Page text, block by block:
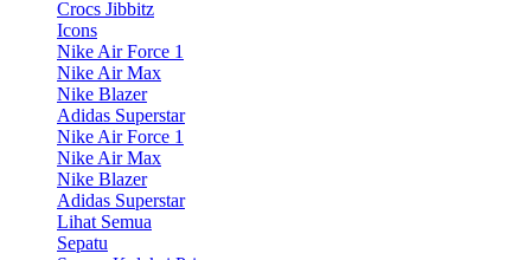
Crocs Jibbitz
Icons
Nike Air Force 1
Nike Air Max
Nike Blazer
Adidas Superstar
Nike Air Force 1
Nike Air Max
Nike Blazer
Adidas Superstar
Lihat Semua
Sepatu